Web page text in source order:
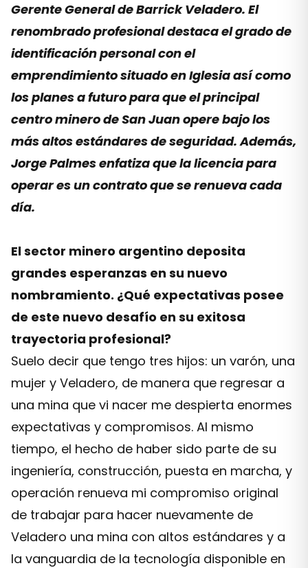
Gerente General de Barrick Veladero. El
renombrado profesional destaca el grado de
identificación personal con el
emprendimiento situado en Iglesia así como
los planes a futuro para que el principal
centro minero de San Juan opere bajo los
más altos estándares de seguridad. Además,
Jorge Palmes enfatiza que la licencia para
operar es un contrato que se renueva cada
día.
El sector minero argentino deposita
grandes esperanzas en su nuevo
nombramiento. ¿Qué expectativas posee
de este nuevo desafío en su exitosa
trayectoria profesional?
Suelo decir que tengo tres hijos: un varón, una
mujer y Veladero, de manera que regresar a
una mina que vi nacer me despierta enormes
expectativas y compromisos. Al mismo
tiempo, el hecho de haber sido parte de su
ingeniería, construcción, puesta en marcha, y
operación renueva mi compromiso original
de trabajar para hacer nuevamente de
Veladero una mina con altos estándares y a
la vanguardia de la tecnología disponible en